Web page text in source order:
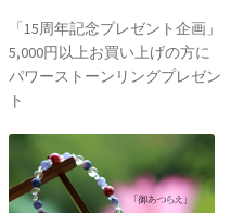
「15周年記念プレゼント企画」
5,000円以上お買い上げの方に
パワーストーンリングプレゼン
ト